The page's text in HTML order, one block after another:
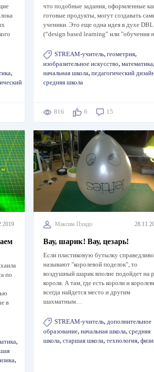
,
что подобные задания, оформленные
готовые продукты, могут создавать
ученики. Это еще одна идея в духе DBL
(“design based learning” или "обучения
STREAM-учитель, геометрия,
изобразительное искусство, математика,
начальная школа, педагогический
средняя школа
816 6 15
по
в
,
,
Максим Пхидо
Вау, шарик! Вау, цезарь!
Если пластиковую бутылку справедливо
называют "королевой поделок", то
воздушный шарик вполне подойдет на
короля. А там, где есть короли и
всегда найдется место и другим
шахматным…
STREAM-учитель, дополнительное
образование, начальная школа, средняя
школа, старшая школа, технология,